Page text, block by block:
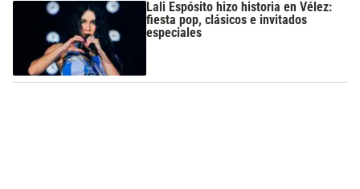
Lali Espósito hizo historia en Vélez:
fiesta pop, clásicos e invitados
especiales